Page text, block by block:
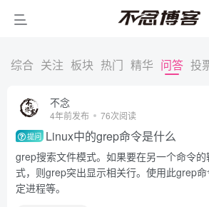
综合 关注 板块 热门 精华 问答 投
不念
4年前发布 76次阅读
提问 Linux中的grep命令是什么
grep搜索文件模式。如果要在另一个命令
式，则grep突出显示相关行。使用此grep
定进程等。